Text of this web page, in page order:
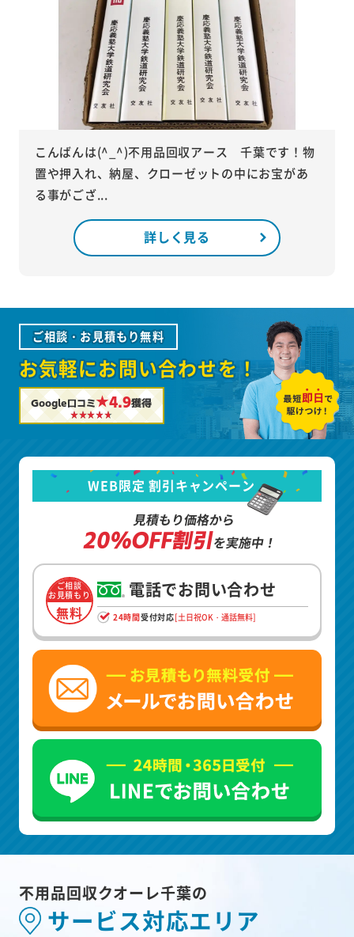
こんばんは(^_^)不用品回収アース 千葉です！物
置や押入れ、納屋、クローゼットの中にお宝があ
る事がござ...
詳しく見る
ご相談・お見積もり無料
お気軽にお問い合わせを！
Google口コミ★4.9獲得
WEB限定 割引キャンペーン
見積もり価格から
20%OFF割引を実施中！
ご相談
お見積もり
無料
電話でお問い合わせ
24時間受付対応[土日祝OK・通話無料]
不用品回収クオーレ千葉の
サービス対応エリア